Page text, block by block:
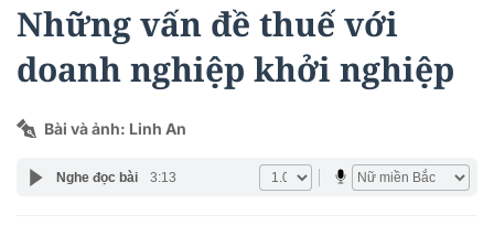
Những vấn đề thuế với
doanh nghiệp khởi nghiệp
Bài và ảnh: Linh An
Nghe đọc bài 3:13